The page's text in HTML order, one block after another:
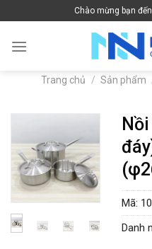
to
content
Chào mừng bạn
Trang chủ / Sản phẩm
Mã:
Danh